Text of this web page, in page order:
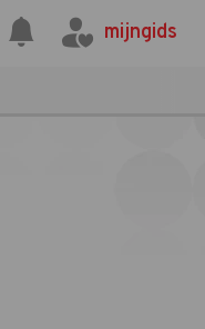
mijngids